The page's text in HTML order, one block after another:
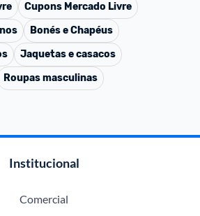
Cupons Mercado Livre
Bonés e Chapéus
Jaquetas e casacos
Roupas masculinas
Institucional
Comercial